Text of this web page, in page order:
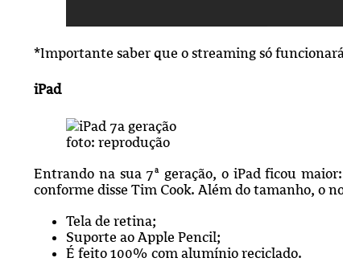
*Importante saber que o streaming só
iPad
foto: reprodução
Entrando na sua 7ª geração, o iPad ficou
conforme disse Tim Cook. Além do tamanho, o
Tela de retina;
Suporte ao Apple Pencil;
É feito 100% com alumínio reciclado.